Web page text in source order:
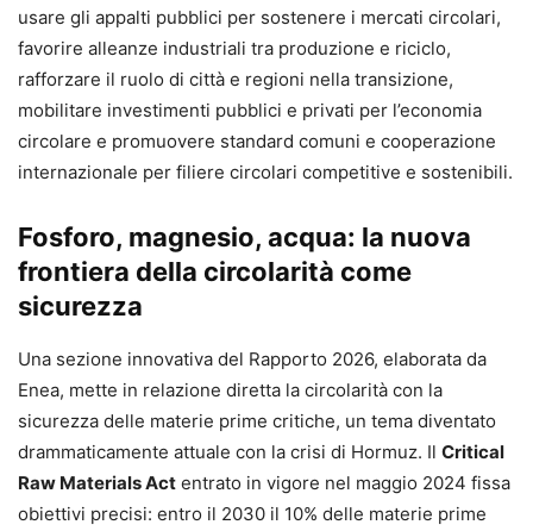
usare gli appalti pubblici per sostenere i mercati circolari,
favorire alleanze industriali tra produzione e riciclo,
rafforzare il ruolo di città e regioni nella transizione,
mobilitare investimenti pubblici e privati per l’economia
circolare e promuovere standard comuni e cooperazione
internazionale per filiere circolari competitive e sostenibili.
Fosforo, magnesio, acqua: la nuova
frontiera della circolarità come
sicurezza
Una sezione innovativa del Rapporto 2026, elaborata da
Enea, mette in relazione diretta la circolarità con la
sicurezza delle materie prime critiche, un tema diventato
drammaticamente attuale con la crisi di Hormuz. Il Critical
Raw Materials Act entrato in vigore nel maggio 2024 fissa
obiettivi precisi: entro il 2030 il 10% delle materie prime